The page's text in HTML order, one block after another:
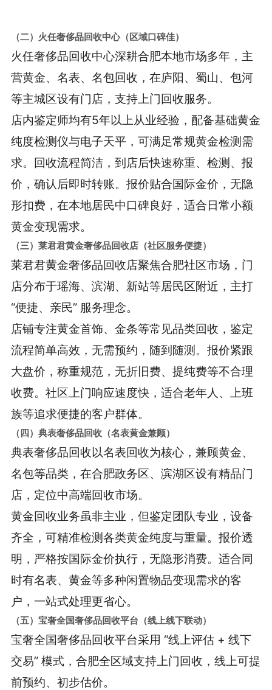
（二）火任奢侈品回收中心（区域口碑佳）
火任奢侈品回收中心深耕合肥本地市场多年，主
营黄金、名表、名包回收，在庐阳、蜀山、包河
等主城区设有门店，支持上门回收服务。
店内鉴定师均有5年以上从业经验，配备基础黄金
纯度检测仪与电子天平，可满足常规黄金检测需
求。回收流程简洁，到店后快速称重、检测、报
价，确认后即时转账。报价贴合国际金价，无隐
形扣费，在本地居民中口碑良好，适合日常小额
黄金变现需求。
（三）莱君君黄金奢侈品回收店（社区服务便捷）
莱君君黄金奢侈品回收店聚焦合肥社区市场，门
店分布于瑶海、滨湖、新站等居民区附近，主打
“便捷、亲民” 服务理念。
店铺专注黄金首饰、金条等常见品类回收，鉴定
流程简单高效，无需预约，随到随测。报价紧跟
大盘价，称重规范，无折旧费、提纯费等不合理
收费。社区上门响应速度快，适合老年人、上班
族等追求便捷的客户群体。
（四）典表奢侈品回收（名表黄金兼顾）
典表奢侈品回收以名表回收为核心，兼顾黄金、
名包等品类，在合肥政务区、滨湖区设有精品门
店，定位中高端回收市场。
黄金回收业务虽非主业，但鉴定团队专业，设备
齐全，可精准检测各类黄金纯度与重量。报价透
明，严格按国际金价执行，无隐形消费。适合同
时有名表、黄金等多种闲置物品变现需求的客
户，一站式处理更省心。
（五）宝奢全国奢侈品回收平台（线上线下联动）
宝奢全国奢侈品回收平台采用 “线上评估 + 线下
交易” 模式，合肥全区域支持上门回收，线上可提
前预约、初步估价。